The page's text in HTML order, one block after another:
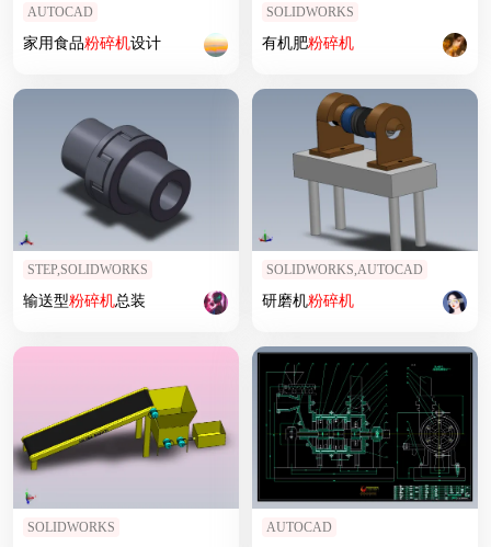
AUTOCAD
家用食品粉碎机设计
SOLIDWORKS
有机肥粉碎机
STEP,SOLIDWORKS
输送型粉碎机总装
SOLIDWORKS,AUTOCAD
研磨机粉碎机
SOLIDWORKS AUTOCAD